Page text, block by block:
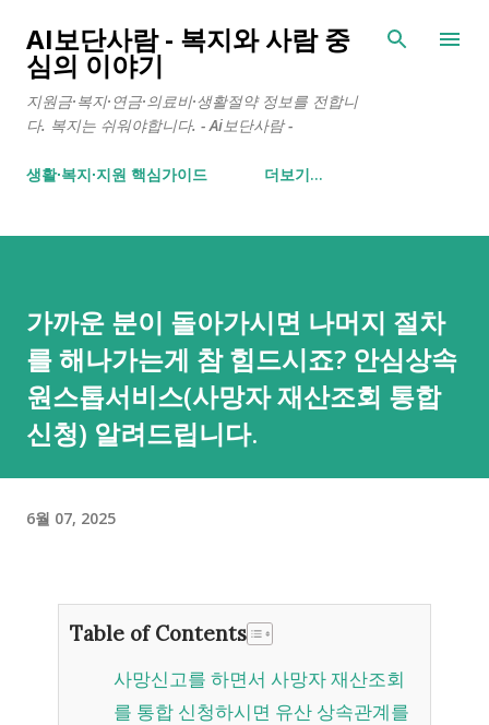
기본 콘텐츠로 건너뛰기
AI보단사람 - 복지와 사람 중
심의 이야기
지원금·복지·연금·의료비·생활절약 정보를 전합니
다. 복지는 쉬워야합니다. - Ai보단사람 -
생활∙복지∙지원 핵심가이드 더보기…
가까운 분이 돌아가시면 나머지 절차
를 해나가는게 참 힘드시죠? 안심상속
원스톱서비스(사망자 재산조회 통합
신청) 알려드립니다.
6월 07, 2025
Table of Contents
사망신고를 하면서 사망자 재산조회
를 통합 신청하시면 유산 상속관계를